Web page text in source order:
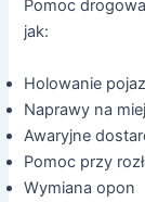
Pomoc
jak:
Holowanie
Naprawy na
Awaryjne
Pomoc przy
Wymiana opon